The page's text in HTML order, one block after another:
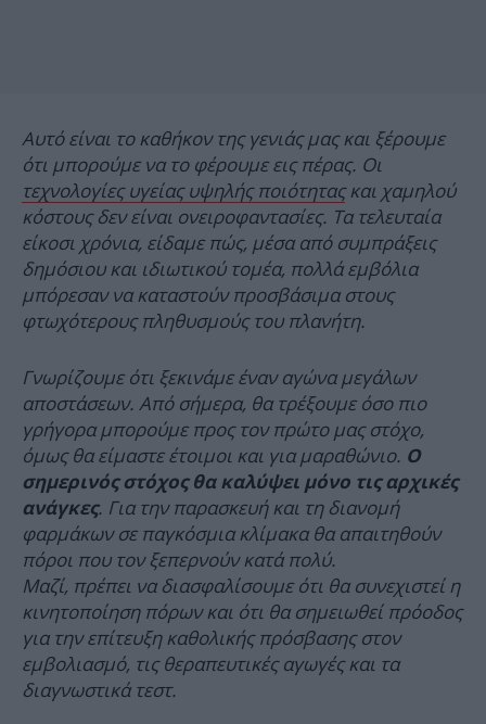
Αυτό είναι το καθήκον της γενιάς μας και ξέρουμε
ότι μπορούμε να το φέρουμε εις πέρας. Οι
τεχνολογίες υγείας υψηλής ποιότηταςκαι χαμηλού
κόστους δεν είναι ονειροφαντασίες. Τα τελευταία
είκοσι χρόνια, είδαμε πώς, μέσα από συμπράξεις
δημόσιου και ιδιωτικού τομέα, πολλά εμβόλια
μπόρεσαν να καταστούν προσβάσιμα στους
φτωχότερους πληθυσμούς του πλανήτη.
Γνωρίζουμε ότι ξεκινάμε έναν αγώνα μεγάλων
αποστάσεων. Από σήμερα, θα τρέξουμε όσο πιο
γρήγορα μπορούμε προς τον πρώτο μας στόχο,
όμως θα είμαστε έτοιμοι και για μαραθώνιο. Ο
σημερινός στόχος θα καλύψει μόνο τις αρχικές
ανάγκες. Για την παρασκευή και τη διανομή
φαρμάκων σε παγκόσμια κλίμακα θα απαιτηθούν
πόροι που τον ξεπερνούν κατά πολύ.
Μαζί, πρέπει να διασφαλίσουμε ότι θα συνεχιστεί η
κινητοποίηση πόρων και ότι θα σημειωθεί πρόοδος
για την επίτευξη καθολικής πρόσβασης στον
εμβολιασμό, τις θεραπευτικές αγωγές και τα
διαγνωστικά τεστ.